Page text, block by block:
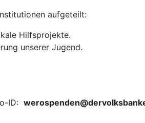
aufgeteilt:
Hilfsprojekte.
unserer Jugend.
ID: